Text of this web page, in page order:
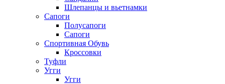
Шлепанцы и вьетнамки
Сапоги
Полусапоги
Сапоги
Спортивная Обувь
Кроссовки
Туфли
Угги
Угги